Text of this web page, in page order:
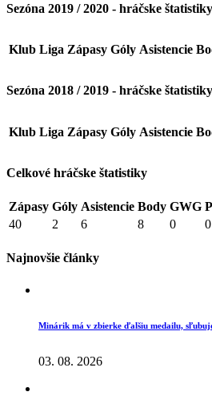
Sezóna 2019 / 2020 - hráčske štatistiky
Klub Liga Zápasy Góly Asistencie
Sezóna 2018 / 2019 - hráčske štatistiky
Klub Liga Zápasy Góly Asistencie
Celkové hráčske štatistiky
Zápasy Góly Asistencie Body GWG
40
2 6 8 0 0
Najnovšie články
Minárik má v zbierke ďalšiu medailu,
03. 08. 2026